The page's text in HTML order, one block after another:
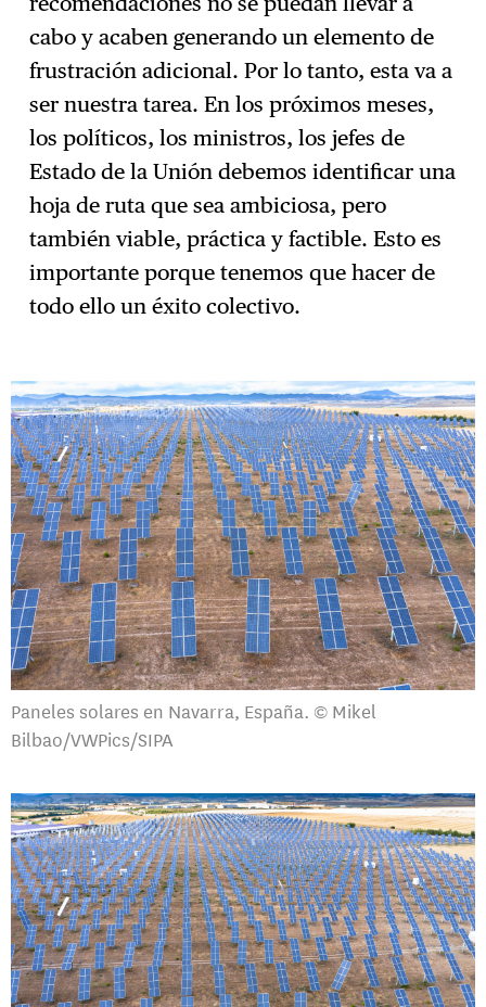
cabo y acaben generando un elemento de
frustración adicional. Por lo tanto, esta va a
ser nuestra tarea. En los próximos meses,
los políticos, los ministros, los jefes de
Estado de la Unión debemos identificar una
hoja de ruta que sea ambiciosa, pero
también viable, práctica y factible. Esto es
importante porque tenemos que hacer de
todo ello un éxito colectivo.
Paneles solares en Navarra, España. © Mikel
Bilbao/VWPics/SIPA